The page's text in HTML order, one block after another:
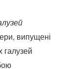
випущені
галузей